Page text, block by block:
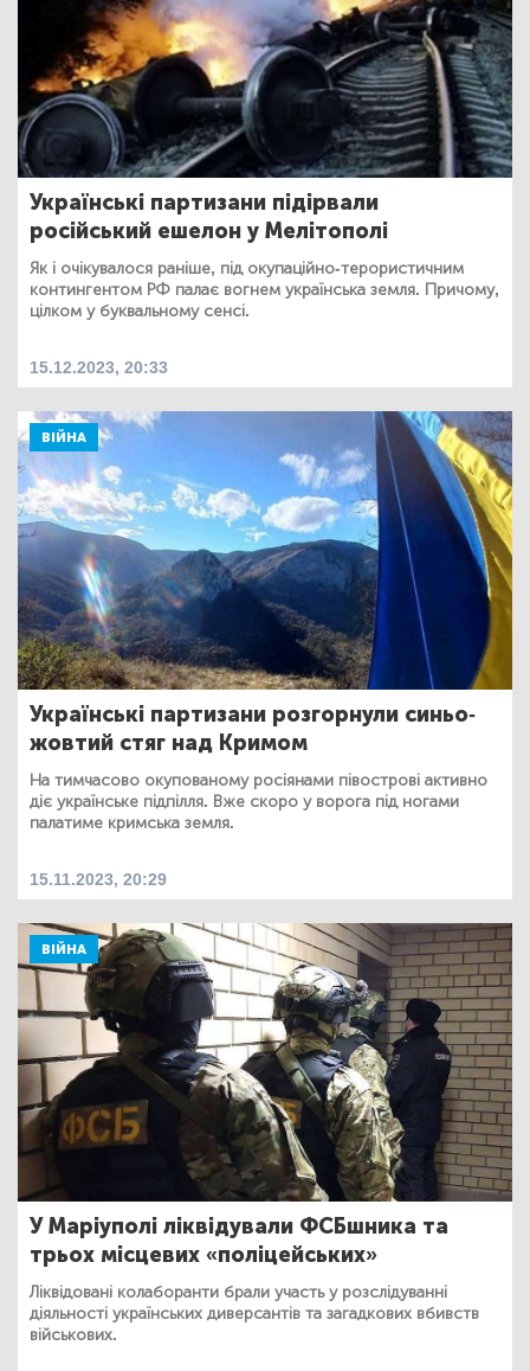
Українські партизани підірвали
російський ешелон у Мелітополі
Як і очікувалося раніше, під окупаційно-терористичним
контингентом РФ палає вогнем українська земля. Причому,
цілком у буквальному сенсі.
15.12.2023, 20:33
ВІЙНА
Українські партизани розгорнули синьо-
жовтий стяг над Кримом
На тимчасово окупованому росіянами півострові активно
діє українське підпілля. Вже скоро у ворога під ногами
палатиме кримська земля.
15.11.2023, 20:29
ВІЙНА
У Маріуполі ліквідували ФСБшника та
трьох місцевих «поліцейських»
Ліквідовані колаборанти брали участь у розслідуванні
діяльності українських диверсантів та загадкових вбивств
військових.